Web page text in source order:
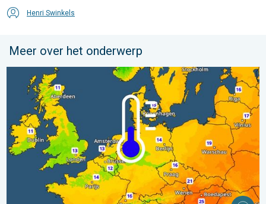
Henri Swinkels
Meer over het onderwerp
Er komen koelere nachten aan. West- en Midden-Europa. . .